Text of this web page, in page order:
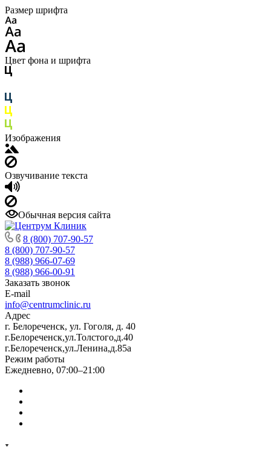
Размер шрифта
Цвет фона и шрифта
Изображения
Озвучивание текста
Обычная версия сайта
8 (800) 707-90-57
8 (800) 707-90-57
8 (988) 966-07-69
8 (988) 966-00-91
Заказать звонок
E-mail
info@centrumclinic.ru
Адрес
г. Белореченск, ул. Гоголя, д. 40
г.Белореченск,ул.Толстого,д.40
г.Белореченск,ул.Ленина,д.85а
Режим работы
Ежедневно, 07:00–21:00